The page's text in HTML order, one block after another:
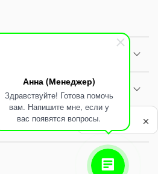
Анна (Менеджер)
Здравствуйте! Готова помочь
вам. Напишите мне, если у
вас появятся вопросы. Политика
обработки